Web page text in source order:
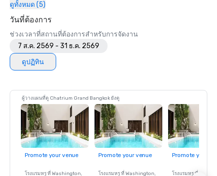
ดูทั้งหมด (5)
วันที่ต้องการ
ช่วงเวลาที่สถานที่ต้องการสำหรับการจัดงาน
7 ส.ค. 2569 - 31 ธ.ค. 2569
ดูปฏิทิน
ผู้วางแผนที่ดู Chatrium Grand Bangkok ยังดู
Promote your venue
โรงแรมหรู ที่ Washington,
Promote your venue
โรงแรมหรู ที่ Washington,
Promote your
โรงแรมหรู ที่